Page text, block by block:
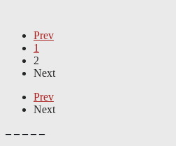
Prev
1
2
Next
Prev
Next
– – – – –